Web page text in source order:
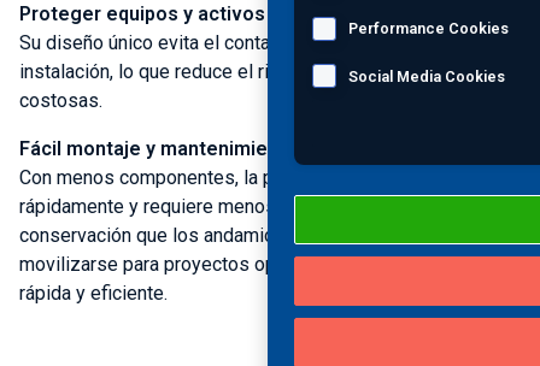
Proteger equipos y activos
Su diseño único evita el contacto con los activos durante la
instalación, lo que reduce el riesgo de reparaciones
costosas.
Fácil montaje y mantenimiento
Con menos componentes, la plataforma se ensambla más
rápidamente y requiere menos costos de mantenimiento y
conservación que los andamios, lo que permite a MISTRAS
movilizarse para proyectos oportunos de manera más
rápida y eficiente.
Performance Cookies
Social Media Cookies